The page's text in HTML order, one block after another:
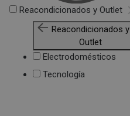
Reacondicionados y Outlet
Reacondicionados y
Outlet
Electrodomésticos
Tecnología